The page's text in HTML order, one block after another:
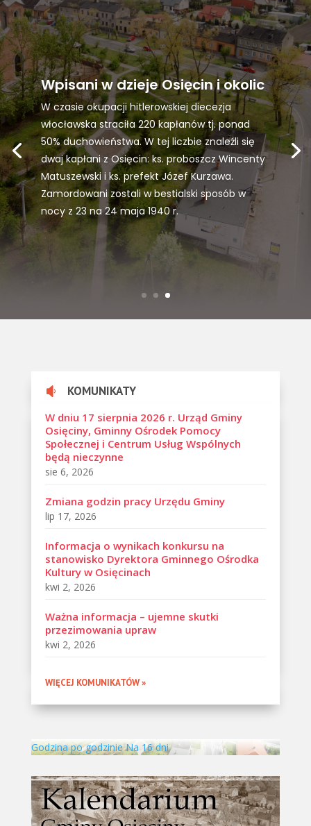
Wpisani w dzieje Osięcin i okolic
W czasie okupacji hitlerowskiej diecezja
włocławska straciła 220 kapłanów tj. ponad
50% duchowieństwa. W tej liczbie znaleźli się
dwaj kapłani z Osięcin: ks. proboszcz Wincenty
Matuszewski i ks. prefekt Józef Kurzawa.
Zamordowani zostali w bestialski sposób w
nocy z 23 na 24 maja 1940 r.
 KOMUNIKATY
W dniu 17 sierpnia 2026 r. Urząd Gminy
Osięciny, Gminny Ośrodek Pomocy
Społecznej i Centrum Usług Wspólnych
będą nieczynne
sie 6, 2026
Zmiana godzin pracy Urzędu Gminy
lip 17, 2026
Informacja o wynikach konkursu na
stanowisko Dyrektora Gminnego Ośrodka
Kultury w Osięcinach
kwi 2, 2026
Ważna informacja – ujemne skutki
przezimowania upraw
kwi 2, 2026
WIĘCEJ KOMUNIKATÓW »
Godzina po godzinie Na 16 dni